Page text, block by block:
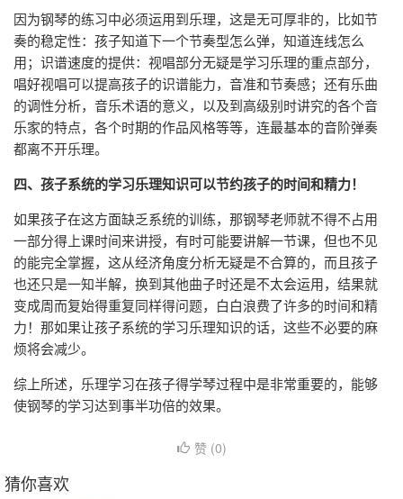
因为钢琴的练习中必须运用到乐理，这是无可厚非的，比如节
奏的稳定性：孩子知道下一个节奏型怎么弹，知道连线怎么
用；识谱速度的提供：视唱部分无疑是学习乐理的重点部分，
唱好视唱可以提高孩子的识谱能力，音准和节奏感；还有乐曲
的调性分析，音乐术语的意义，以及到高级别时讲究的各个音
乐家的特点，各个时期的作品风格等等，连最基本的音阶弹奏
都离不开乐理。
四、孩子系统的学习乐理知识可以节约孩子的时间和精力！
如果孩子在这方面缺乏系统的训练，那钢琴老师就不得不占用
一部分得上课时间来讲授，有时可能要讲解一节课，但也不见
的能完全掌握，这从经济角度分析无疑是不合算的，而且孩子
也还只是一知半解，换到其他曲子时还是不太会运用，结果就
变成周而复始得重复同样得问题，白白浪费了许多的时间和精
力！那如果让孩子系统的学习乐理知识的话，这些不必要的麻
烦将会减少。
综上所述，乐理学习在孩子得学琴过程中是非常重要的，能够
使钢琴的学习达到事半功倍的效果。
赞 (0)
猜你喜欢